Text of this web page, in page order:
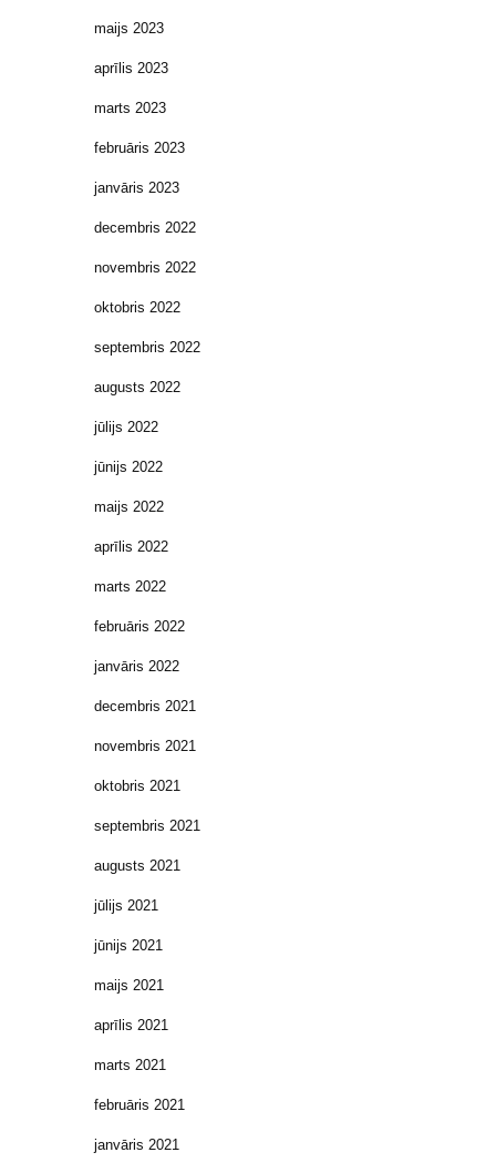
maijs 2023
aprīlis 2023
marts 2023
februāris 2023
janvāris 2023
decembris 2022
novembris 2022
oktobris 2022
septembris 2022
augusts 2022
jūlijs 2022
jūnijs 2022
maijs 2022
aprīlis 2022
marts 2022
februāris 2022
janvāris 2022
decembris 2021
novembris 2021
oktobris 2021
septembris 2021
augusts 2021
jūlijs 2021
jūnijs 2021
maijs 2021
aprīlis 2021
marts 2021
februāris 2021
janvāris 2021